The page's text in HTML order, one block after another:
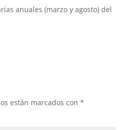
anuales (marzo y agosto) del
están marcados con*